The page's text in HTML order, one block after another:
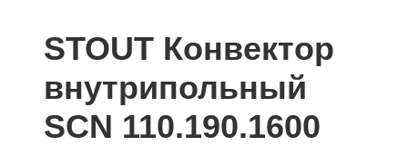
STOUT Конвектор
внутрипольный
SCN 110.190.1600